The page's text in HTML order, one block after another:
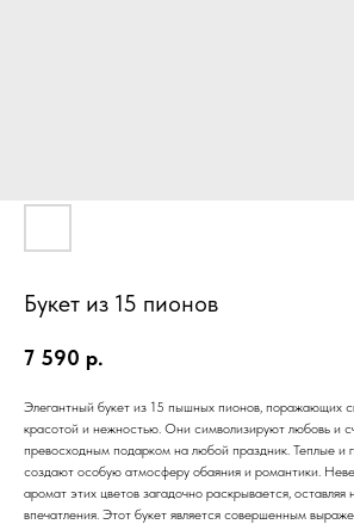
Букет из 15 пионов
7 590 р.
Элегантный букет из 15 пышных пионов, поражающих
красотой и нежностью. Они символизируют любовь и
превосходным подарком на любой праздник. Теплые и
создают особую атмосферу обаяния и романтики.
аромат этих цветов загадочно раскрывается,
впечатления. Этот букет является совершенным